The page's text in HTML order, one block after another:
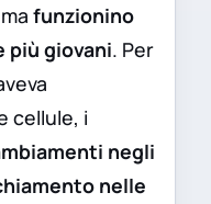
funzionino
più giovani. Per
cellule, i
negli
nelle